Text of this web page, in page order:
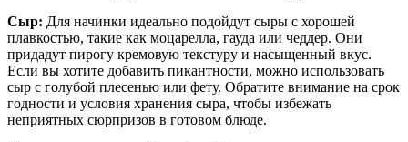
Сыр: Для начинки идеально подойдут сыры с хорошей
плавкостью, такие как моцарелла, гауда или чеддер. Они
придадут пирогу кремовую текстуру и насыщенный вкус.
Если вы хотите добавить пикантности, можно использовать
сыр с голубой плесенью или фету. Обратите внимание на срок
годности и условия хранения сыра, чтобы избежать
неприятных сюрпризов в готовом блюде.